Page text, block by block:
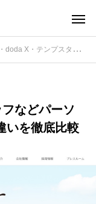
プスタッフなどパーソルグループの人材サービスの違いを徹底比較
などパーソ
いを徹底比較